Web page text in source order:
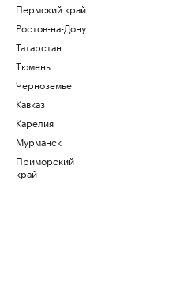
Пермский край
Ростов-на-Дону
Татарстан
Тюмень
Черноземье
Кавказ
Карелия
Мурманск
Приморский
край